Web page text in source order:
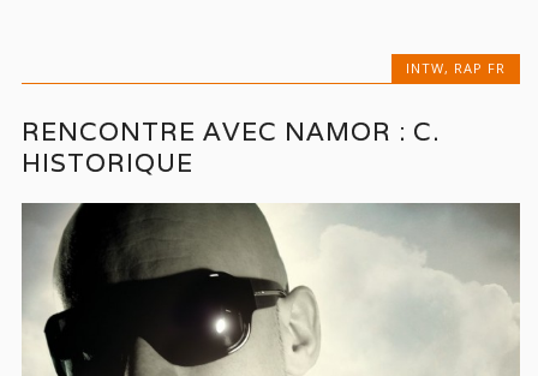
INTW, RAP FR
RENCONTRE AVEC NAMOR : C.
HISTORIQUE